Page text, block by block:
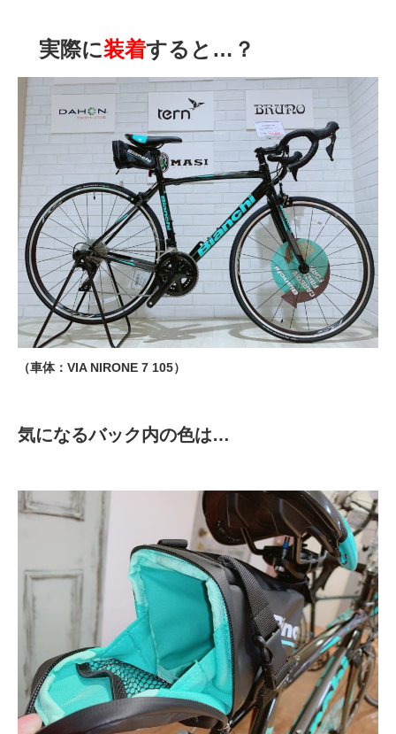
実際に装着すると…？
（車体：VIA NIRONE 7 105）
気になるバック内の色は…